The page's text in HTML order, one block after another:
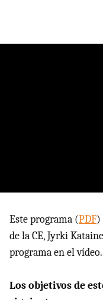
Este programa (PDF)
de la CE, Jyrki
programa en el vídeo.
Los objetivos de